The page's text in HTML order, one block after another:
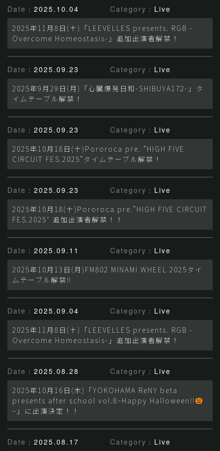
Date： 2025.10.04 Category： Live
2025年11月8日(土)「LEEVELLES presents. RGB -
Overcome Homeostasis-」追加出演者解禁！
Date： 2025.09.23 Category： Live
2025年9月29日(月)「心臓爆発日和-SHIBUYA172-」タ
イムテーブル解禁！
Date： 2025.09.23 Category： Live
2025年10月18日(土)Pororoca pre. “HIGH FIVE
CIRCUIT FES.2025”タイムテーブル解禁！
Date： 2025.09.23 Category： Live
2025年10月18(土)Pororoca pre.”HIGH FIVE CIRCUIT
FES.2025″ 追加出演者解禁！！
Date： 2025.09.11 Category： Live
2025年10月13日(月)FM802 MINAMI WHEEL 2025タイ
ムテーブル解禁‼
Date： 2025.09.04 Category： Live
2025年11月8日(土)「LEEVELLES presents. RGB -
Overcome Homeostasis-」追加出演者解禁！
Date： 2025.08.28 Category： Live
2025年10月16日(木)「YOKOHAMA ReNY beta
presents after school vol.8~Happy Halloween!!
~」に出演決定！！
Date： 2025.08.17 Category： Live